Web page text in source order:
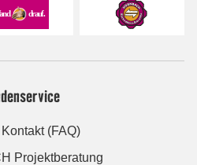
(FAQ)
Projektberatung